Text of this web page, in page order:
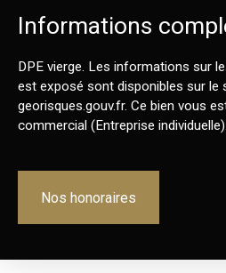
Informations
DPE vierge. Les informations sur
est exposé sont disponibles sur le
georisques.gouv.fr. Ce bien vous
commercial (Entreprise individuelle).
Nos honoraires